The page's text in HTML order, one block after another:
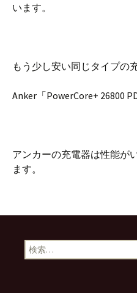
います。
もう少し安い同じタイプの
Anker「PowerCore+ 26800
アンカーの充電器は性能が
ます。
検
索: